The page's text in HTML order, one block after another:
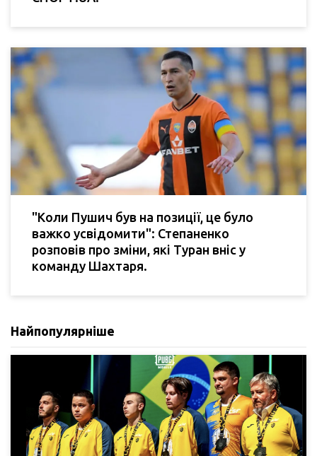
"Коли Пушич був на позиції, це було
важко усвідомити": Степаненко
розповів про зміни, які Туран вніс у
команду Шахтаря.
Найпопулярніше